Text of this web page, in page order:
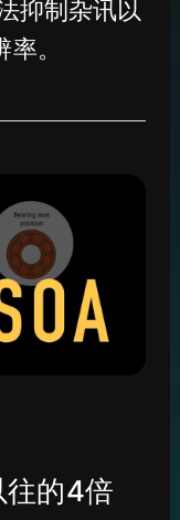
抑制杂讯以
。
往的4倍